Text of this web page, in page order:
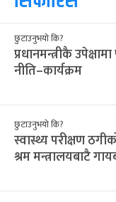
छुटाउनुभयो कि?
प्रधानमन्त्रीकै
नीति–कार्यक्रम
छुटाउनुभयो कि?
स्वास्थ्य परीक्षण
श्रम मन्त्रालयबाटै